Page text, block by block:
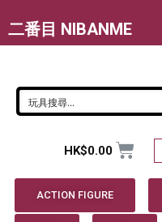
二番目 NIBANME
HK$0.00
ACTION FIGURE